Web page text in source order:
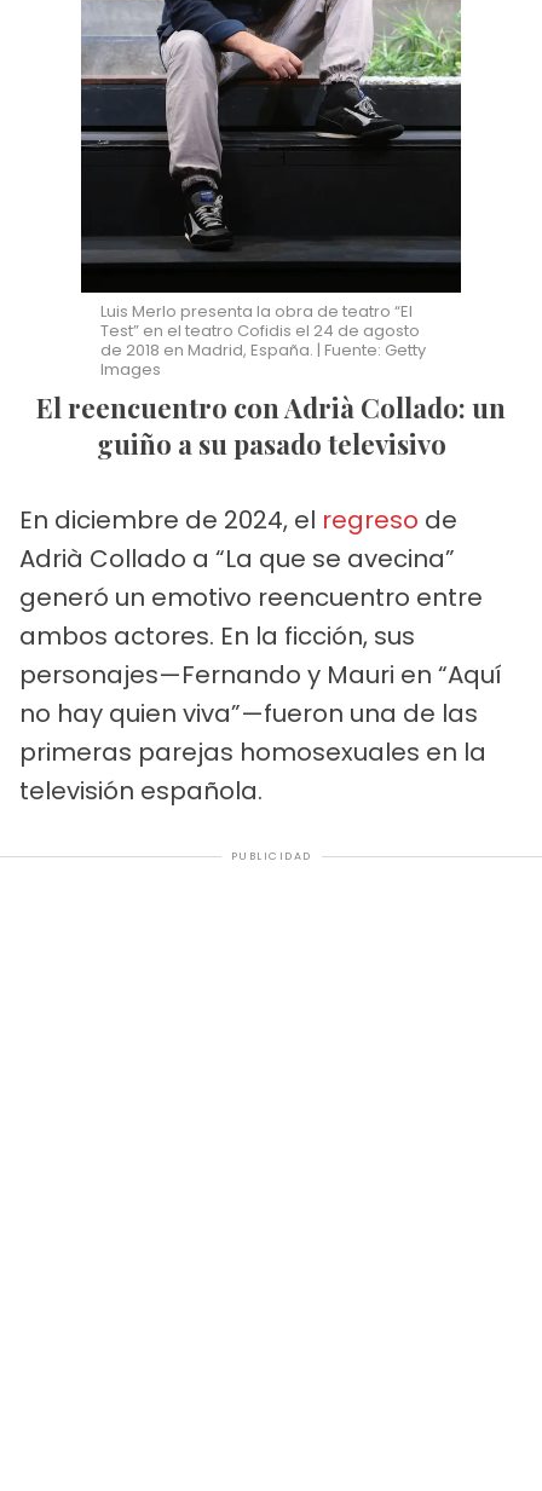
Luis Merlo presenta la obra de teatro “El
Test” en el teatro Cofidis el 24 de agosto
de 2018 en Madrid, España. | Fuente: Getty
Images
El reencuentro con Adrià Collado: un
guiño a su pasado televisivo
En diciembre de 2024, el regreso de
Adrià Collado a “La que se avecina”
generó un emotivo reencuentro entre
ambos actores. En la ficción, sus
personajes—Fernando y Mauri en “Aquí
no hay quien viva”—fueron una de las
primeras parejas homosexuales en la
televisión española.
PUBLICIDAD